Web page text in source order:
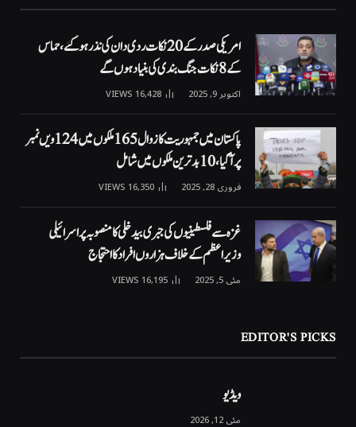
امریکی صدر کے 20 نکات ردی دان کی نذر ہوگئے، حماس
کے 8 نکات جنگ بندی کی بنیاد ہوں گے
اکتوبر 9, 2025 16,428
VIEWS
پاکستان میں جمہوریت کا زوال 165 ملکوں میں 124ویں نمبر
پر آگیا، 10 بدترین ملکوں میں شامل
فروری 28, 2025 16,350
VIEWS
غزہ سے فلسطینیوں کی جبری بیدخلی کا منصوبہ پر اسرائیلی
وزیراعظم کے خلاف ہزاروں افراد کا احتجاج
مئی 5, 2025 16,195
VIEWS
EDITOR'S PICKS
ویڈیو
مئی 12, 2026